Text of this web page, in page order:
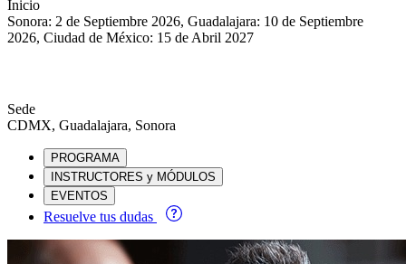
Inicio
Sonora: 2 de Septiembre 2026, Guadalajara: 10 de Septiembre
2026, Ciudad de México: 15 de Abril 2027
Sede
CDMX, Guadalajara, Sonora
PROGRAMA
INSTRUCTORES y MÓDULOS
EVENTOS
Resuelve tus dudas